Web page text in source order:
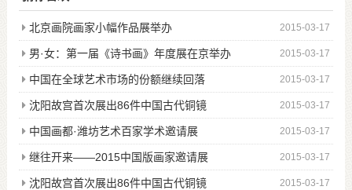
2015-03-17
北京画院画家小幅作品展举办
2015-03-17
男·女：第一届《诗书画》年度展在京举办
2015-03-17
中国在全球艺术市场的份额继续回落
2015-03-17
沈阳故宫首次展出86件中国古代铜镜
2015-03-17
中国画都·潍坊艺术百家学术邀请展
2015-03-17
继往开来——2015中国版画家邀请展
2015-03-17
沈阳故宫首次展出86件中国古代铜镜